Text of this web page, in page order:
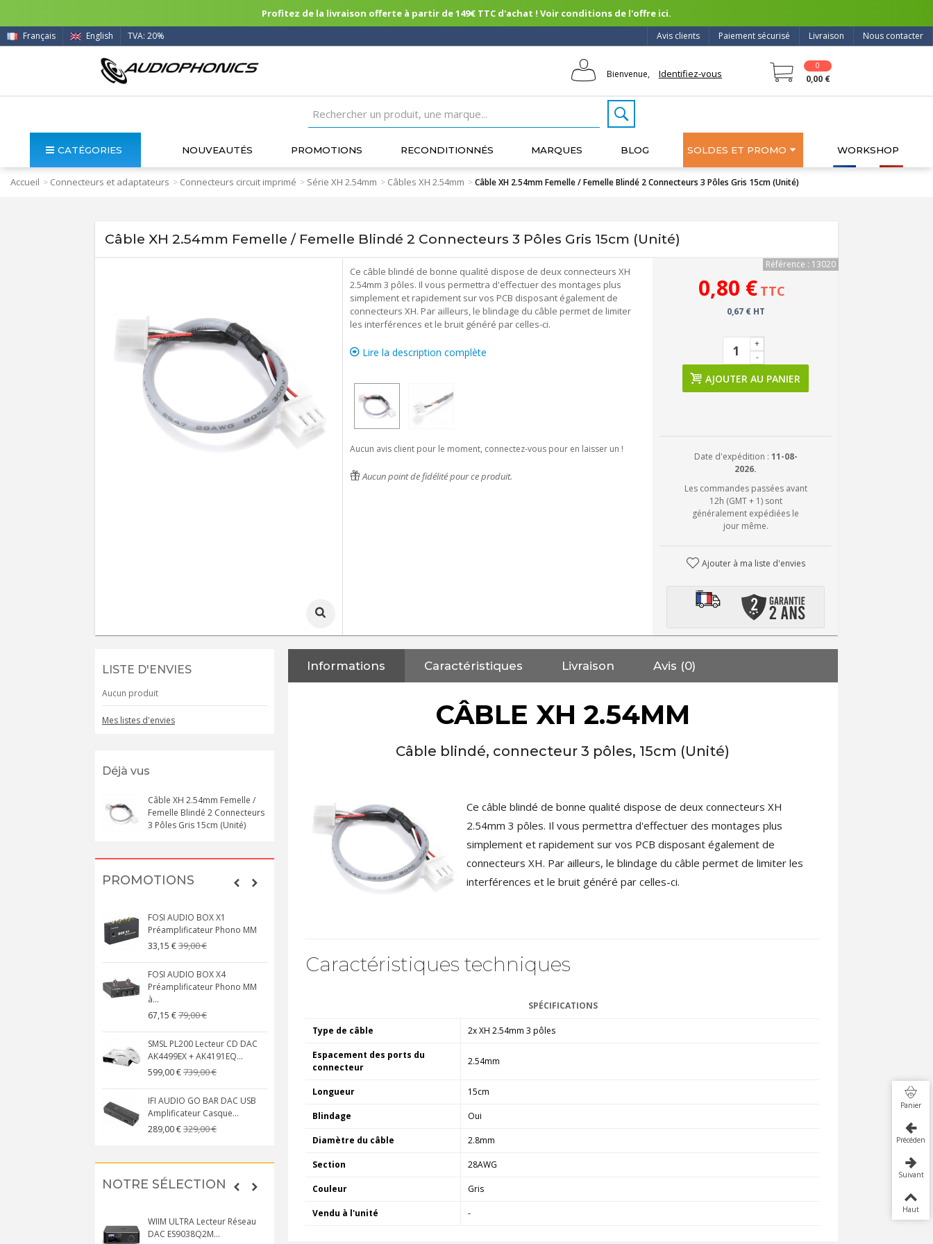
Profitez de la livraison offerte à partir de 149€ TTC d'achat ! Voir conditions de l'offre ici.
Nous contacter
Livraison
Paiement sécurisé
Avis clients
Français English TVA: 20%
Bienvenue, Identifiez-vous
0
0,00 €
CATÉGORIES NOUVEAUTÉS PROMOTIONS RECONDITIONNÉS MARQUES BLOG SOLDES ET PROMO WORKSHOP
Accueil > Connecteurs et adaptateurs > Connecteurs circuit imprimé > Série XH 2.54mm > Câbles XH 2.54mm >Câble XH 2.54mm Femelle / Femelle Blindé 2 Connecteurs 3 Pôles Gris 15cm (Unité)
Câble XH 2.54mm Femelle / Femelle Blindé 2 Connecteurs 3 Pôles Gris 15cm (Unité)
Ce câble blindé de bonne qualité dispose de deux connecteurs XH
2.54mm 3 pôles. Il vous permettra d'effectuer des montages plus
simplement et rapidement sur vos PCB disposant également de
connecteurs XH. Par ailleurs, le blindage du câble permet de limiter
les interférences et le bruit généré par celles-ci.
Lire la description complète
Aucun avis client pour le moment, connectez-vous pour en laisser un !
Aucun point de fidélité pour ce produit.
Référence : 13020
0,80 € TTC
0,67 € HT
-
+
AJOUTER AU PANIER
Date d'expédition : 11-08-
2026.
Les commandes passées avant
12h (GMT + 1) sont
généralement expédiées le
jour même.
Ajouter à ma liste d'envies
LISTE D'ENVIES
Aucun produit
Mes listes d'envies
Déjà vus
Câble XH 2.54mm Femelle /
Femelle Blindé 2 Connecteurs
3 Pôles Gris 15cm (Unité)
PROMOTIONS
FOSI AUDIO BOX X1
Préamplificateur Phono MM
33,15 €39,00 €
FOSI AUDIO BOX X4
Préamplificateur Phono MM
à...
67,15 €79,00 €
SMSL PL200 Lecteur CD DAC
AK4499EX + AK4191EQ...
599,00 €739,00 €
IFI AUDIO GO BAR DAC USB
Amplificateur Casque...
289,00 €329,00 €
[GRADE B] DAYTON AUDIO
AUDIOPHONICS DA-S250NC
579,00 €649,00 €
FOSI AUDIO CA30
Amplificateur 4 Voies pour...
135,99 €159,99 €
NOTRE SÉLECTION
WIIM ULTRA Lecteur Réseau
DAC ES9038Q2M...
Informations Caractéristiques Livraison Avis (0)
CÂBLE XH 2.54MM
Câble blindé, connecteur 3 pôles, 15cm (Unité)
Ce câble blindé de bonne qualité dispose de deux connecteurs XH
2.54mm 3 pôles. Il vous permettra d'effectuer des montages plus
simplement et rapidement sur vos PCB disposant également de
connecteurs XH. Par ailleurs, le blindage du câble permet de limiter les
interférences et le bruit généré par celles-ci.
Caractéristiques techniques
SPÉCIFICATIONS
Type de câble 2x XH 2.54mm 3 pôles
Espacement des ports du
connecteur
2.54mm
Longueur 15cm
Blindage Oui
Diamètre du câble 2.8mm
Section 28AWG
Couleur Gris
Vendu à l'unité -
Panier
Précédent
Suivant
Haut